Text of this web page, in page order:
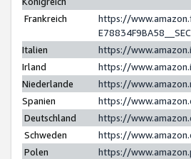
Frankreich
https://
Italien
https://
Irland
https://
Niederlande
https://
Spanien
https://
Deutschland
https://
Schweden
https://
Polen
https://